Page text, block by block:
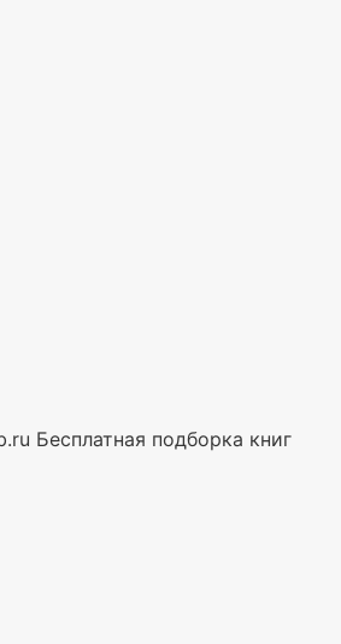
Бесплатная подборка книг